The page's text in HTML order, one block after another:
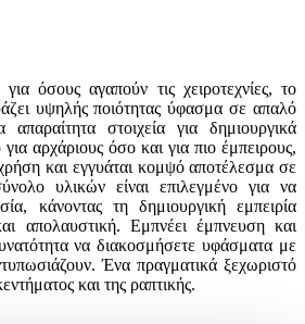
όσους αγαπούν τις χειροτεχνίες, το
υψηλής ποιότητας ύφασμα σε απαλό
στοιχεία για δημιουργικά
αρχάριους όσο και για πιο έμπειρους,
και εγγυάται κομψό αποτέλεσμα σε
υλικών είναι επιλεγμένο για να
κάνοντας τη δημιουργική εμπειρία
απολαυστική. Εμπνέει έμπνευση και
να διακοσμήσετε υφάσματα με
Ένα πραγματικά ξεχωριστό
και της ραπτικής.